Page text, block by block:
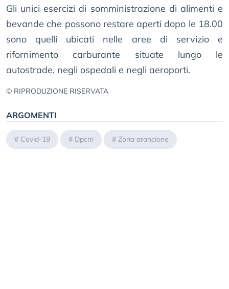
Gli unici esercizi di somministrazione di alimenti e
bevande che possono restare aperti dopo le 18.00
sono quelli ubicati nelle aree di servizio e
rifornimento carburante situate lungo le
autostrade, negli ospedali e negli aeroporti.
© RIPRODUZIONE RISERVATA
ARGOMENTI
# Covid-19 # Dpcm # Zona arancione